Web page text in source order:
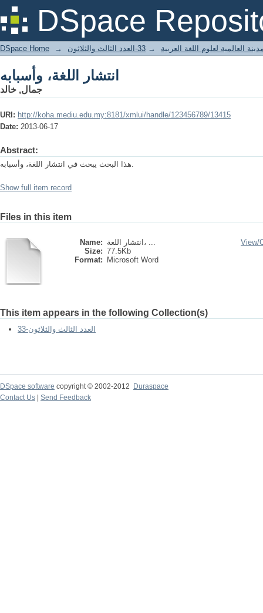
DSpace
انتشار اللغة، وأسبابه
DSpace Home → العالمية لعلوم اللغة العربية → 33-العدد الثالث والثلاثون
انتشار اللغة، وأسبابه
جمال, خالد
URI: http://koha.mediu.edu.my:8181/xmlui/handle/123456789/13415
Date: 2013-06-17
Abstract:
هذا البحث يبحث في انتشار اللغة، وأسبابه.
Show full item record
Files in this item
Name:
انتشار اللغة، ...
Size: 77.5Kb
Format:
Microsoft Word
View/
This item appears in the following Collection(s)
33-العدد الثالث والثلاثون
DSpace software copyright © 2002-2012
Duraspace
Contact Us
Send Feedback